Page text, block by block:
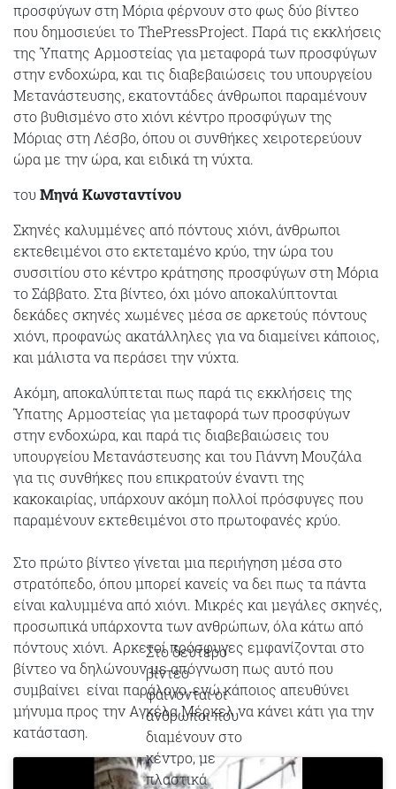
προσφύγων στη Μόρια φέρνουν στο φως δύο βίντεο
που δημοσιεύει το ThePressProject. Παρά τις εκκλήσεις
της Ύπατης Αρμοστείας για μεταφορά των προσφύγων
στην ενδοχώρα, και τις διαβεβαιώσεις του υπουργείου
Μετανάστευσης, εκατοντάδες άνθρωποι παραμένουν
στο βυθισμένο στο χιόνι κέντρο προσφύγων της
Μόριας στη Λέσβο, όπου οι συνθήκες χειροτερεύουν
ώρα με την ώρα, και ειδικά τη νύχτα.
τουΜηνά Κωνσταντίνου
Σκηνές καλυμμένες από πόντους χιόνι, άνθρωποι
εκτεθειμένοι στο εκτεταμένο κρύο, την ώρα του
συσσιτίου στο κέντρο κράτησης προσφύγων στη Μόρια
το Σάββατο. Στα βίντεο, όχι μόνο αποκαλύπτονται
δεκάδες σκηνές χωμένες μέσα σε αρκετούς πόντους
χιόνι, προφανώς ακατάλληλες για να διαμείνει κάποιος,
και μάλιστα να περάσει την νύχτα.
Ακόμη, αποκαλύπτεται πως παρά τις εκκλήσεις της
Ύπατης Αρμοστείας για μεταφορά των προσφύγων
στην ενδοχώρα, και παρά τις διαβεβαιώσεις του
υπουργείου Μετανάστευσης και του Γιάννη Μουζάλα
για τις συνθήκες που επικρατούν έναντι της
κακοκαιρίας, υπάρχουν ακόμη πολλοί πρόσφυγες που
παραμένουν εκτεθειμένοι στο πρωτοφανές κρύο.
Στο πρώτο βίντεο γίνεται μια περιήγηση μέσα στο
στρατόπεδο, όπου μπορεί κανείς να δει πως τα πάντα
είναι καλυμμένα από χιόνι. Μικρές και μεγάλες σκηνές,
προσωπικά υπάρχοντα των ανθρώπων, όλα κάτω από
πόντους χιόνι. Αρκετοί πρόσφυγες εμφανίζονται στο
βίντεο να δηλώνουν με απόγνωση πως αυτό που
συμβαίνει είναι παράλογο, ενώ κάποιος απευθύνει
μήνυμα προς την Αγκέλα Μέρκελ να κάνει κάτι για την
κατάσταση.
Στο δεύτερο
βίντεο
φαίνονται οι
άνθρωποι που
διαμένουν στο
κέντρο, με
πλαστικά